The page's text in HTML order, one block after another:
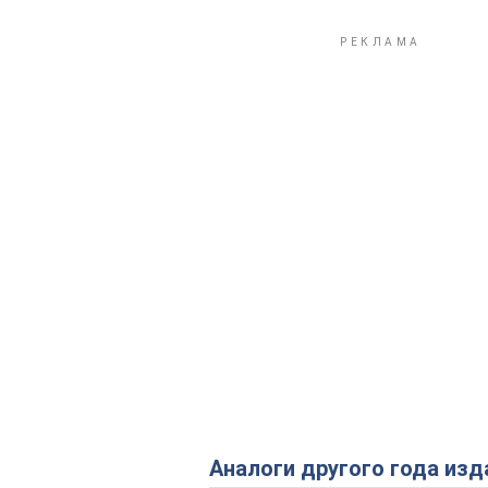
Аналоги другого года